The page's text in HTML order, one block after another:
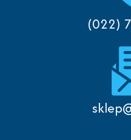
(022)